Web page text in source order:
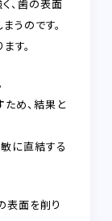
、歯の表面
うのです。
す。
ため、結果と
に直結する
表面を削り